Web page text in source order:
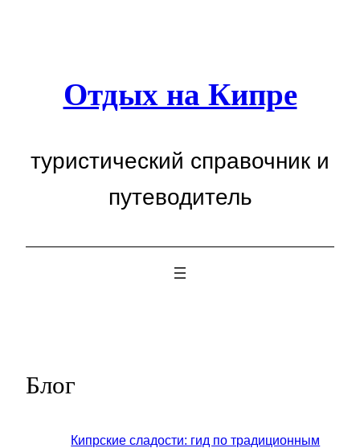
Отдых на Кипре
туристический справочник и
путеводитель
Блог
Кипрские сладости: гид по традиционным